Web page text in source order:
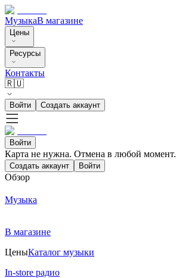
МузыкаВ магазине
Цены
Ресурсы
Контакты
🇷🇺
Войти Создать аккаунт
Войти
Карта не нужна. Отмена в любой момент.
Создать аккаунт Войти
Обзор
Музыка
В магазине
ЦеныКаталог музыки
In-store радио